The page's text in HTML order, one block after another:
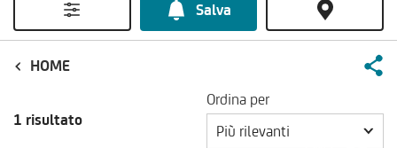
Salva
HOME
1 risultato
Ordina per
Più rilevanti